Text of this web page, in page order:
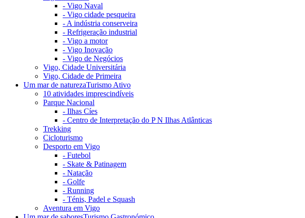
- Vigo Naval
- Vigo cidade pesqueira
-A indústria conserveira
- Refrigeração industrial
- Vigo a motor
- Vigo Inovação
- Vigo de Negócios
Vigo, Cidade Universitária
Vigo, Cidade de Primeira
Um mar de naturezaTurismo Ativo
10 atividades imprescindíveis
Parque Nacional
- Ilhas Cíes
- Centro de Interpretação do P N Ilhas Atlânticas
Trekking
Cicloturismo
Desporto em Vigo
- Futebol
- Skate & Patinagem
- Natação
- Golfe
- Running
- Ténis, Padel e Squash
Aventura em Vigo